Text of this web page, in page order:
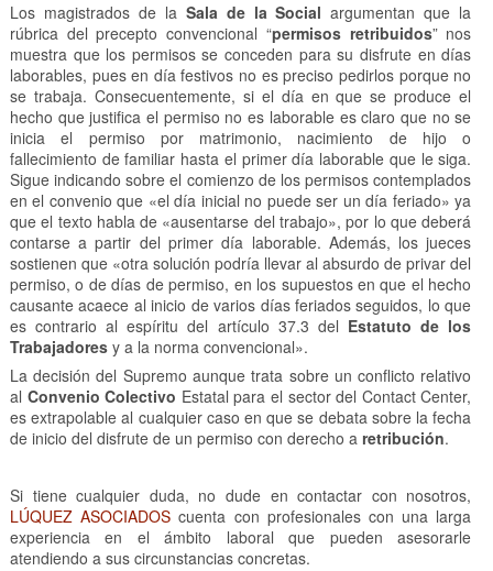
Los magistrados de la Sala de la Social argumentan que la
rúbrica del precepto convencional “permisos retribuidos” nos
muestra que los permisos se conceden para su disfrute en días
laborables, pues en día festivos no es preciso pedirlos porque no
se trabaja. Consecuentemente, si el día en que se produce el
hecho que justifica el permiso no es laborable es claro que no se
inicia el permiso por matrimonio, nacimiento de hijo o
fallecimiento de familiar hasta el primer día laborable que le siga.
Sigue indicando sobre el comienzo de los permisos contemplados
en el convenio que «el día inicial no puede ser un día feriado» ya
que el texto habla de «ausentarse del trabajo», por lo que deberá
contarse a partir del primer día laborable. Además, los jueces
sostienen que «otra solución podría llevar al absurdo de privar del
permiso, o de días de permiso, en los supuestos en que el hecho
causante acaece al inicio de varios días feriados seguidos, lo que
es contrario al espíritu del artículo 37.3 del Estatuto de los
Trabajadoresy a la norma convencional».
La decisión del Supremo aunque trata sobre un conflicto relativo
al Convenio Colectivo Estatal para el sector del Contact Center,
es extrapolable al cualquier caso en que se debata sobre la fecha
de inicio del disfrute de un permiso con derecho aretribución.
Si tiene cualquier duda, no dude en contactar con nosotros,
LÚQUEZ ASOCIADOS cuenta con profesionales con una larga
experiencia en el ámbito laboral que pueden asesorarle
atendiendo a sus circunstancias concretas.